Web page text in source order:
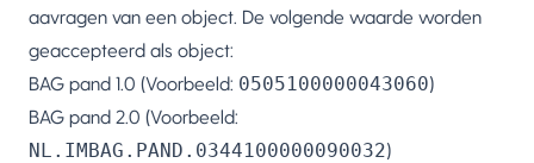
aavragen van een object. De volgende waarde worden
geaccepteerd als object:
BAG pand 1.0 (Voorbeeld: 0505100000043060)
BAG pand 2.0 (Voorbeeld:
NL.IMBAG.PAND.0344100000090032)